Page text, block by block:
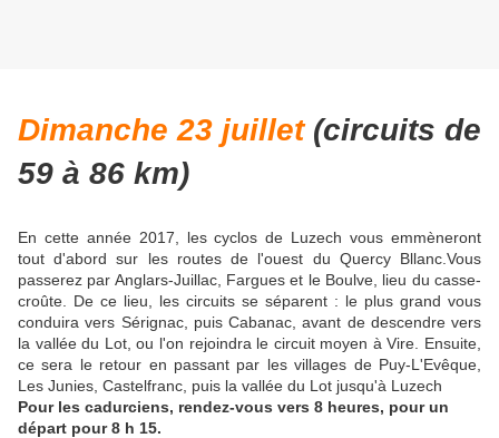
Dimanche 23 juillet(circuits de
59 à 86 km)
En cette année 2017, les cyclos de Luzech vous emmèneront
tout d'abord sur les routes de l'ouest du Quercy Bllanc.Vous
passerez par Anglars-Juillac, Fargues et le Boulve, lieu du casse-
croûte. De ce lieu, les circuits se séparent : le plus grand vous
conduira vers Sérignac, puis Cabanac, avant de descendre vers
la vallée du Lot, ou l'on rejoindra le circuit moyen à Vire. Ensuite,
ce sera le retour en passant par les villages de Puy-L'Evêque,
Les Junies, Castelfranc, puis la vallée du Lot jusqu'à Luzech
Pour les cadurciens, rendez-vous vers 8 heures, pour un
départ pour 8 h 15.